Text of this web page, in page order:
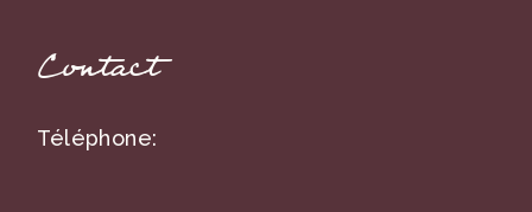
Contact
Téléphone: